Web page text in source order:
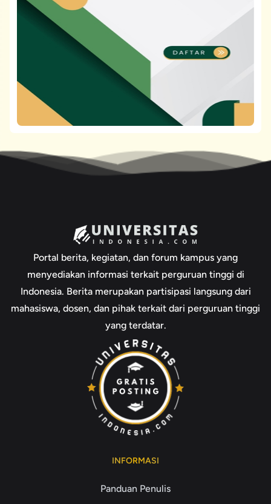
Portal berita, kegiatan, dan forum kampus yang
menyediakan informasi terkait perguruan tinggi di
Indonesia. Berita merupakan partisipasi langsung dari
mahasiswa, dosen, dan pihak terkait dari perguruan tinggi
yang terdatar.
INFORMASI
Panduan Penulis